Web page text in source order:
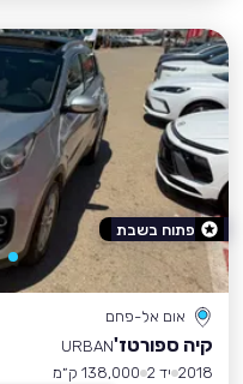
אום אל-פחם
קיה ספורטז'URBAN
2018 יד 2
138,000 ק״מ
פתוח בשבת